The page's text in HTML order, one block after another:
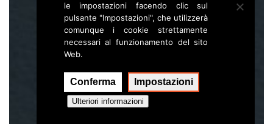
Esecuzione:Hal interactive
le impostazioni facendo clic sul
pulsante "Impostazioni", che utilizzerà
comunque i cookie strettamente
necessari al funzionamento del sito
Web.
Conferma Impostazioni
Ulteriori informazioni